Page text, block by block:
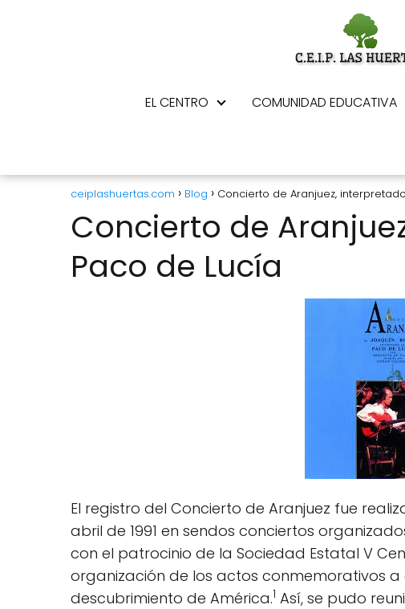
EL CENTRO COMUNIDAD EDUCATIVA
ceiplashuertas.com Blog Concierto de Aranjuez,
Concierto de
Paco de Lucía
El registro del Concierto de Aranjuez fue
abril de 1991 en sendos conciertos
con el patrocinio de la Sociedad Estatal V
organización de los actos conmemorativos
descubrimiento de América.1 Así, se pudo